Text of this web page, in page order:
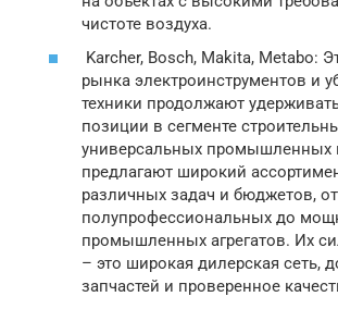
чистоте воздуха.
Karcher, Bosch, Makita, Metabo:
рынка электроинструментов и
техники продолжают
позиции в сегменте
универсальных промышленных
предлагают широкий
различных задач и бюджетов, от
полупрофессиональных до
промышленных агрегатов. Их
– это широкая дилерская сеть,
запчастей и проверенное